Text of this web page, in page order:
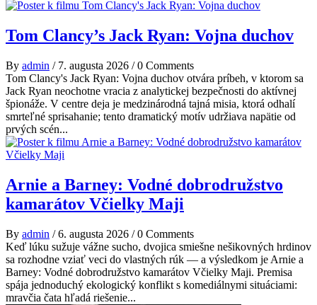
Tom Clancy’s Jack Ryan: Vojna duchov
By admin / 7. augusta 2026 /0 Comments
Tom Clancy's Jack Ryan: Vojna duchov otvára príbeh, v ktorom sa
Jack Ryan neochotne vracia z analytickej bezpečnosti do aktívnej
špionáže. V centre deja je medzinárodná tajná misia, ktorá odhalí
smrteľné sprisahanie; tento dramatický motív udržiava napätie od
prvých scén...
Arnie a Barney: Vodné dobrodružstvo
kamarátov Včielky Maji
By admin /6. augusta 2026 /0 Comments
Keď lúku sužuje vážne sucho, dvojica smiešne nešikovných hrdinov
sa rozhodne vziať veci do vlastných rúk — a výsledkom je Arnie a
Barney: Vodné dobrodružstvo kamarátov Včielky Maji. Premisa
spája jednoduchý ekologický konflikt s komediálnymi situáciami:
mravčia čata hľadá riešenie...